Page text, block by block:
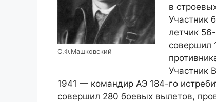
С.Ф.Машковский
в
Участник
летчик
совершил
Участник
1941 — командир АЭ 184-го
совершил 280 боевых вылетов,